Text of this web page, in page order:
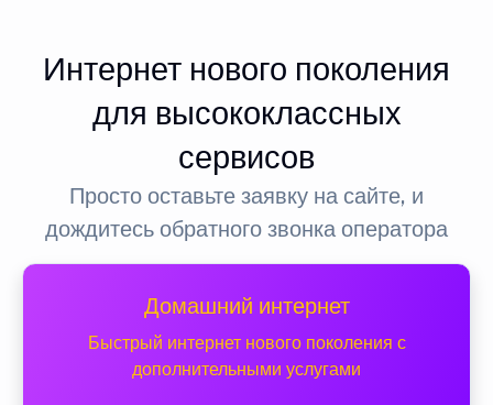
Интернет нового поколения
для высококлассных
сервисов
Просто оставьте заявку на сайте, и
дождитесь обратного звонка оператора
Домашний интернет
Быстрый интернет нового поколения с
дополнительными услугами